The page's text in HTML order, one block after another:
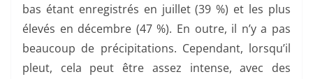
bas étant enregistrés en juillet (39 %) et les plus
élevés en décembre (47 %). En outre, il n’y a pas
beaucoup de précipitations. Cependant, lorsqu’il
pleut, cela peut être assez intense, avec des